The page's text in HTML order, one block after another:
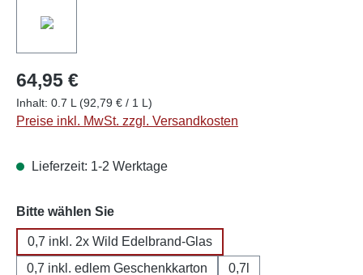
64,95 €
Inhalt: 0.7 L (92,79 € / 1 L)
Preise inkl. MwSt. zzgl. Versandkosten
Lieferzeit: 1-2 Werktage
Bitte wählen Sieauswählen
0,7 inkl. 2x Wild Edelbrand-Glas
0,7 inkl. edlem Geschenkkarton
0,7l